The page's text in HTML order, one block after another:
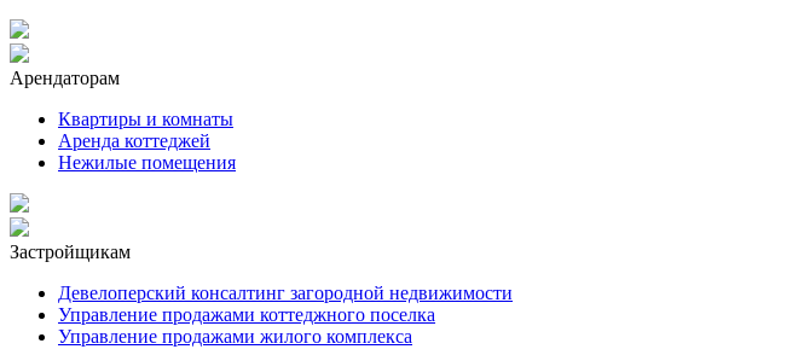
Арендаторам
Квартиры и комнаты
Аренда коттеджей
Нежилые помещения
Застройщикам
Девелоперский консалтинг загородной недвижимости
Управление продажами коттеджного поселка
Управление продажами жилого комплекса